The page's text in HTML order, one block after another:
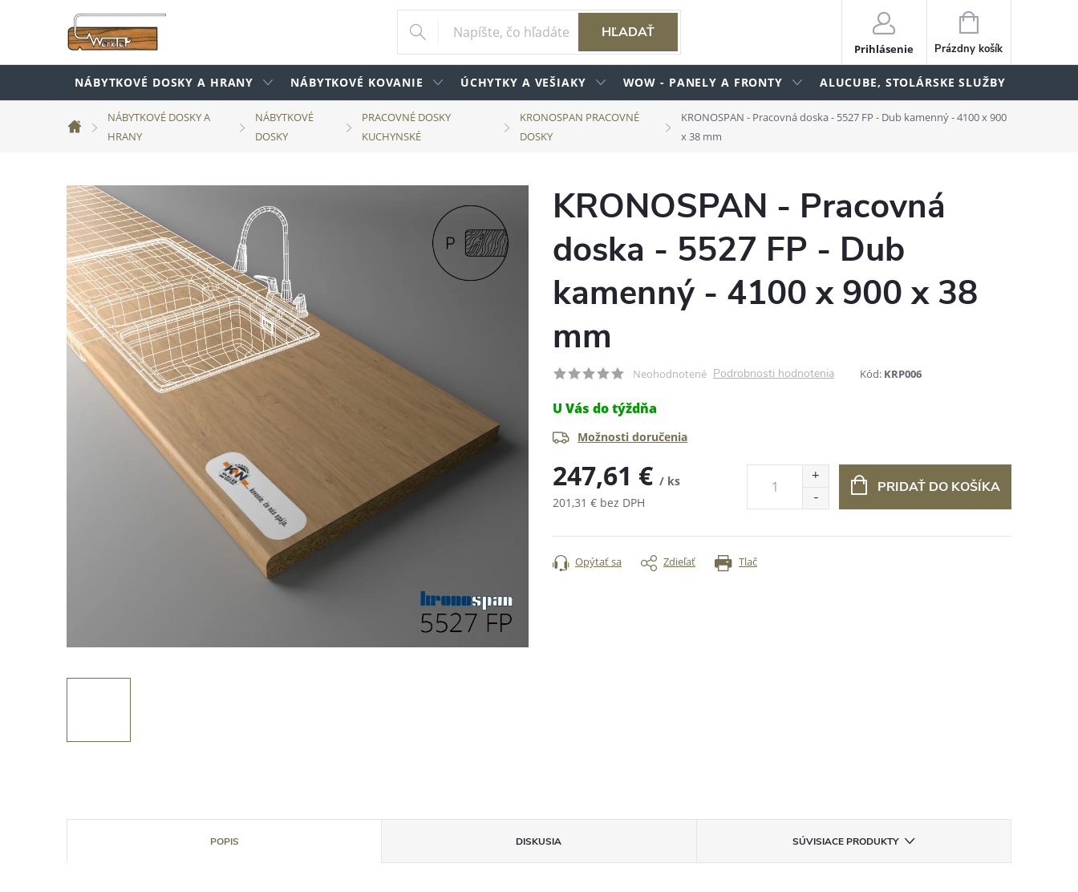
HĽADAŤ
Prihlásenie
NÁKUPNÝ
KOŠÍK
Prázdny košík
NÁBYTKOVÉ DOSKY A HRANY NÁBYTKOVÉ KOVANIE ÚCHYTKY A VEŠIAKY WOW - PANELY A FRONTY ALUCUBE, STOLÁRSKE SLUŽBY
Domov
NÁBYTKOVÉ DOSKY A
HRANY
NÁBYTKOVÉ
DOSKY
PRACOVNÉ DOSKY
KUCHYNSKÉ
KRONOSPAN PRACOVNÉ
DOSKY
KRONOSPAN - Pracovná doska - 5527 FP - Dub kamenný - 4100 x 900
x 38 mm
KRONOSPAN - Pracovná
doska - 5527 FP - Dub
kamenný - 4100 x 900 x 38
mm
Neohodnotené Podrobnosti hodnotenia Kód: KRP006
U Vás do týždňa
Možnosti doručenia
247,61 € / ks
201,31 € bez DPH
cena:
PRIDAŤ DO KOŠÍKA
Tlač
Opýtať sa Zdieľať
POPIS DISKUSIA SÚVISIACE PRODUKTY